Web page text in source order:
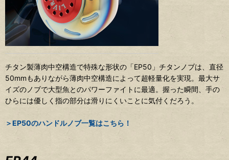
チタン製薄肉中空構造で特殊な形状の「EP50」チタンノブは、直径
50mmもありながら薄肉中空構造によって超軽量化を実現。最大サ
イズのノブで大型魚とのパワーファイトに最適。握った瞬間、手の
ひらには優しく指の部分は滑りにくいことに気付くだろう。
＞EP50のハンドルノブ一覧はこちら！